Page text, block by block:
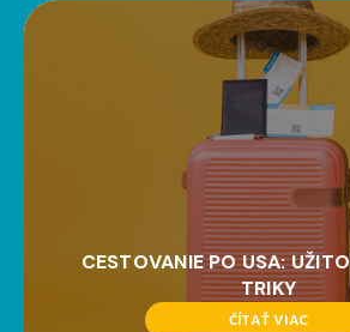
CESTOVANIE PO USA:
TRIKY
ČÍTAŤ VIAC